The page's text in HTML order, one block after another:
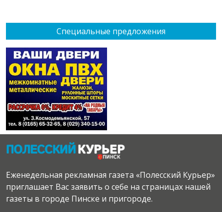
Специальные предложения
Еженедельная рекламная газета «Полесский Курьер»
приглашает Вас заявить о себе на страницах нашей
газеты в городе Пинске и пригороде.